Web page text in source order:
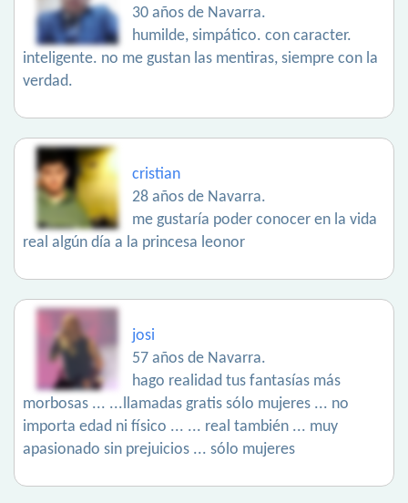
30 años de Navarra.
humilde, simpático. con caracter.
inteligente. no me gustan las mentiras, siempre con la
verdad.
cristian
28 años de Navarra.
me gustaría poder conocer en la vida
real algún día a la princesa leonor
josi
57 años de Navarra.
hago realidad tus fantasías más
morbosas ... ...llamadas gratis sólo mujeres ... no
importa edad ni físico ... ... real también ... muy
apasionado sin prejuicios ... sólo mujeres